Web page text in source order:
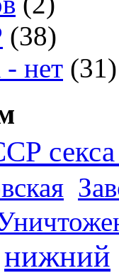
(38)
нет (31)
секса
нижний